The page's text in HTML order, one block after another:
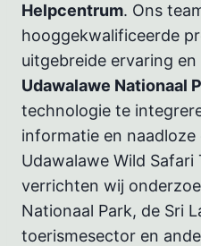
Helpcentrum. Ons
hooggekwalificeerde
uitgebreide ervaring
Udawalawe Nationaal
technologie te
informatie en
Udawalawe Wild Safari
verrichten wij
Nationaal Park, de Sri
toerismesector en